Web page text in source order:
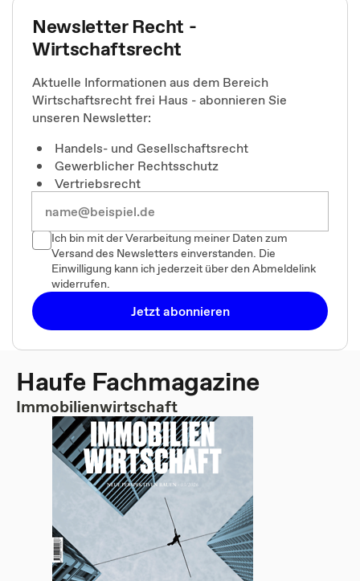
Newsletter Recht -
Wirtschaftsrecht
Aktuelle Informationen aus dem Bereich
Wirtschaftsrecht frei Haus - abonnieren Sie
unseren Newsletter:
Handels- und Gesellschaftsrecht
Gewerblicher Rechtsschutz
Vertriebsrecht
Ich bin mit der Verarbeitung meiner Daten zum
Versand des Newsletters einverstanden. Die
Einwilligung kann ich jederzeit über den Abmeldelink
widerrufen.
Jetzt abonnieren
Haufe Fachmagazine
Immobilienwirtschaft